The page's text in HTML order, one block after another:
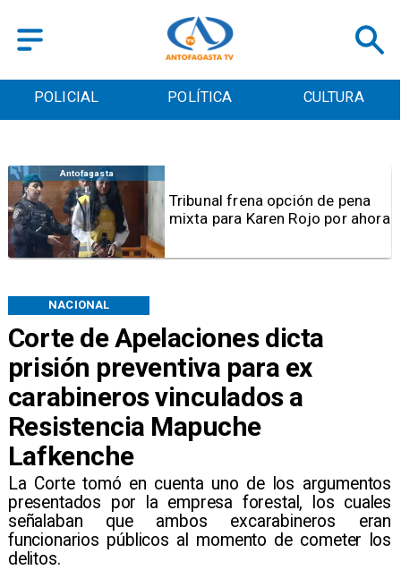
POLICIAL POLÍTICA CULTURA
Corte de Apelaciones dicta
prisión preventiva para ex
carabineros vinculados a
Resistencia Mapuche
Lafkenche
La Corte tomó en cuenta uno de los argumentos
presentados por la empresa forestal, los cuales
señalaban que ambos excarabineros eran
funcionarios públicos al momento de cometer los
delitos.
NACIONAL
Antofagasta
Tribunal frena opción de pena
mixta para Karen Rojo por ahora